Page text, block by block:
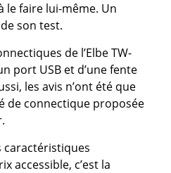
le faire lui-même. Un
son test.
de l’Elbe TW-
port USB et d’une fente
les avis n’ont été que
de connectique proposée
caractéristiques
accessible, c’est la